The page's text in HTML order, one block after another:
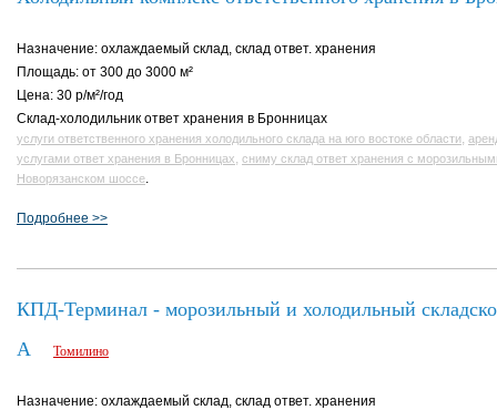
Назначение: охлаждаемый склад, склад ответ. хранения
Площадь: от 300 до 3000 м²
Цена: 30 р/м²/год
Склад-холодильник ответ хранения в Бронницах
услуги ответственного хранения холодильного склада на юго востоке области,
услугами ответ хранения в Бронницах, сниму склад ответ хранения с
Новорязанском шоссе.
Подробнее >>
КПД-Терминал - морозильный и холодильный
A
Томилино
Назначение: охлаждаемый склад, склад ответ. хранения